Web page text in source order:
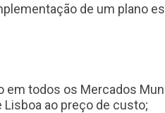
de um plano
em todos os Mercados
ao preço de custo;